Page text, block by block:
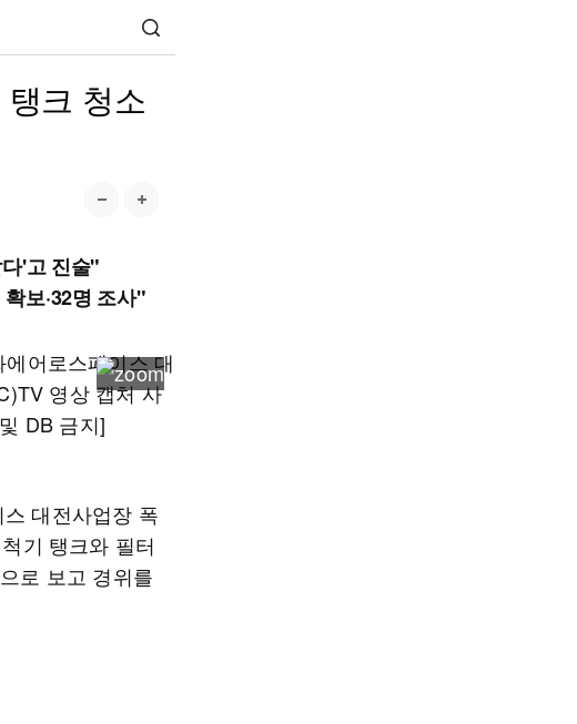
크 청소
'고 진술"
보·32명 조사"
대전사업장 폭
기 탱크와 필터
로 보고 경위를